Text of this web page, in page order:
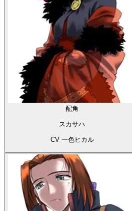
配角
スカサハ
CV 一色ヒカル